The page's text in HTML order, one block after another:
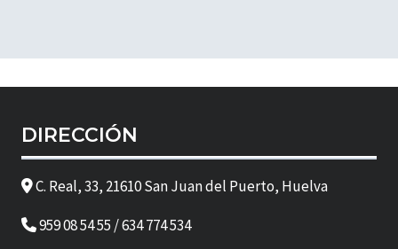
DIRECCIÓN
C. Real, 33, 21610 San Juan del Puerto, Huelva
959 08 54 55 / 634 774 534